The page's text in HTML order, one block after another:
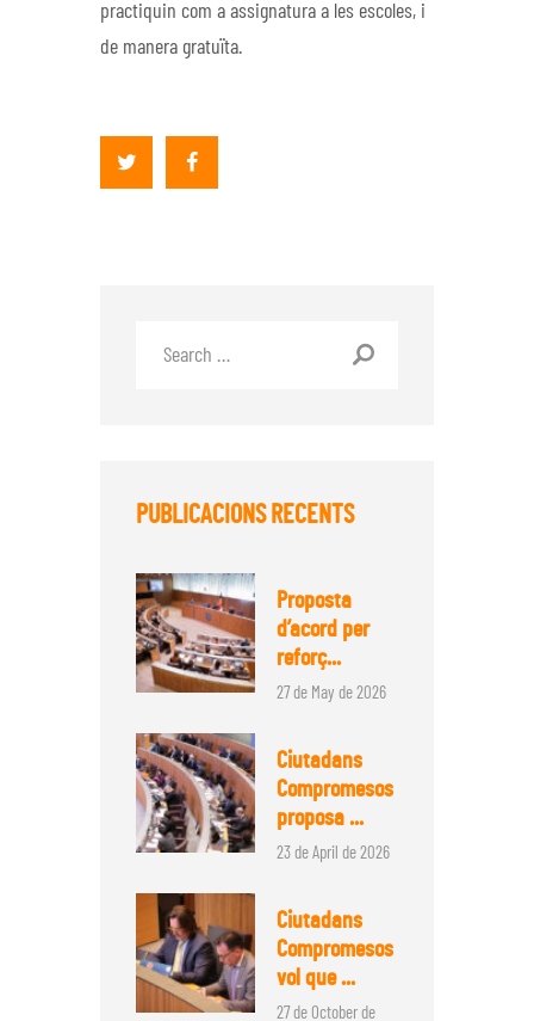
practiquin com a assignatura a les escoles, i
de manera gratuïta.
PUBLICACIONS RECENTS
Proposta
d’acord per
reforç...
27 de May de 2026
Ciutadans
Compromesos
proposa ...
23 de April de 2026
Ciutadans
Compromesos
vol que ...
27 de October de